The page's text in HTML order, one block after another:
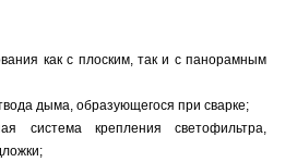
как с плоским, так и с панорамным
дыма, образующегося при сварке;
система крепления светофильтра,